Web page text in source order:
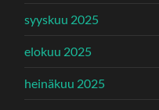
syyskuu 2025
elokuu 2025
heinäkuu 2025